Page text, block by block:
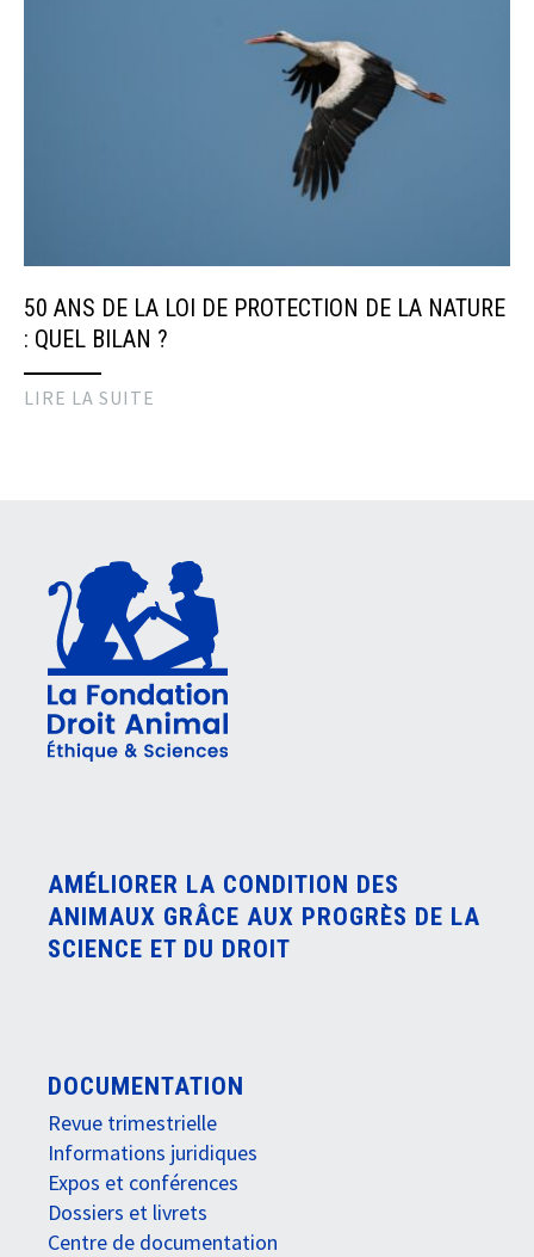
50 ANS DE LA LOI DE PROTECTION DE LA NATURE
: QUEL BILAN ?
LIRE LA SUITE
AMÉLIORER LA CONDITION DES
ANIMAUX GRÂCE AUX PROGRÈS DE LA
SCIENCE ET DU DROIT
DOCUMENTATION
Revue trimestrielle
Informations juridiques
Expos et conférences
Dossiers et livrets
Centre de documentation